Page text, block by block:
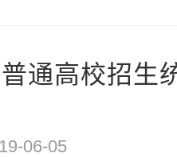
通高校招生
06-05